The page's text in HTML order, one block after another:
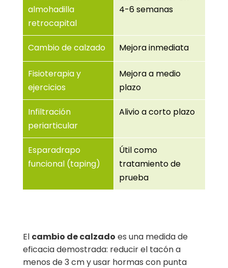
almohadilla
retrocapital
Cambio de calzado
Fisioterapia y
ejercicios
Infiltración
periarticular
Esparadrapo
funcional (taping)
4-6 semanas
Mejora inmediata
Mejora a medio
plazo
Alivio a corto plazo
Útil como
tratamiento de
prueba
El cambio de calzado es una medida de
eficacia demostrada: reducir el tacón a
menos de 3 cm y usar hormas con punta